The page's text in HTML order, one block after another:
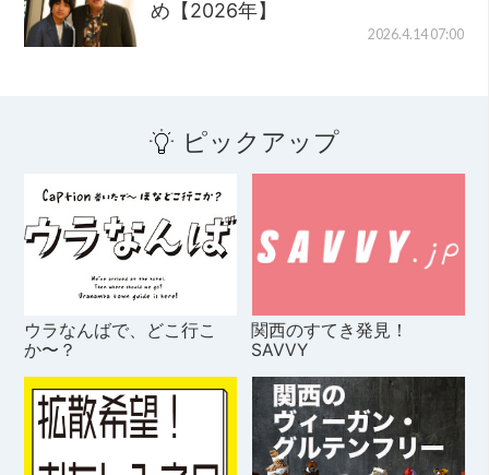
め【2026年】
2026.4.14 07:00
ピックアップ
ウラなんばで、どこ行こ
か〜？
関西のすてき発見！
SAVVY